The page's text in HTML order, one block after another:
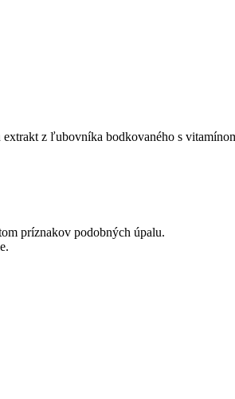
z ľubovníka bodkovaného s
príznakov podobných úpalu.